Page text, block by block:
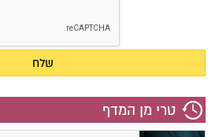
טרי מן המדף